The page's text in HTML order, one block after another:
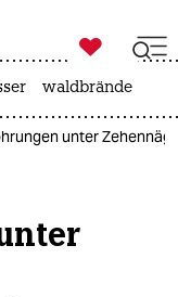

taz zahl ich
waldbrände
unter